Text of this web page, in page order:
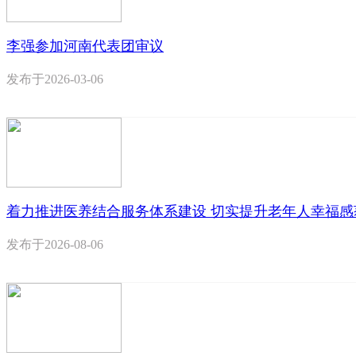
李强参加河南代表团审议
发布于2026-03-06
着力推进医养结合服务体系建设 切实提升老年人幸福
发布于2026-08-06